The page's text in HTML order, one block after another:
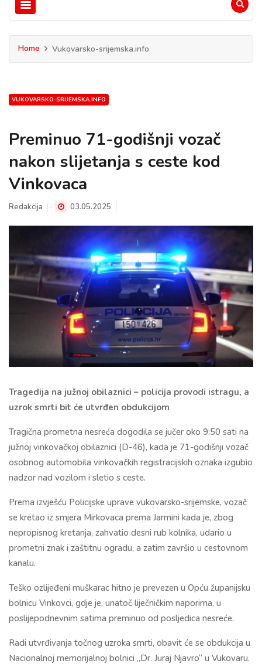
Home Vukovarsko-srijemska.info
VUKOVARSKO-SRIJEMSKA.INFO
Preminuo 71-godišnji vozač
nakon slijetanja s ceste kod
Vinkovaca
Redakcija 03.05.2025
Tragedija na južnoj obilaznici – policija provodi istragu, a
uzrok smrti bit će utvrđen obdukcijom
Tragična prometna nesreća dogodila se jučer oko 9:50 sati na
južnoj vinkovačkoj obilaznici (D-46), kada je 71-godišnji vozač
osobnog automobila vinkovačkih registracijskih oznaka izgubio
nadzor nad vozilom i sletio s ceste.
Prema izvješću Policijske uprave vukovarsko-srijemske, vozač
se kretao iz smjera Mirkovaca prema Jarmini kada je, zbog
nepropisnog kretanja, zahvatio desni rub kolnika, udario u
prometni znak i zaštitnu ogradu, a zatim završio u cestovnom
kanalu.
Teško ozlijeđeni muškarac hitno je prevezen u Opću županijsku
bolnicu Vinkovci, gdje je, unatoč liječničkim naporima, u
poslijepodnevnim satima preminuo od posljedica nesreće.
Radi utvrđivanja točnog uzroka smrti, obavit će se obdukcija u
Nacionalnoj memorijalnoj bolnici „Dr. Juraj Njavro“ u Vukovaru.